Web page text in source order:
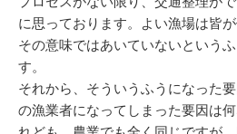
に思っております。よい漁場は皆
その意味ではあいていないという
す。
それから、そういうふうになった
の漁業者になってしまった要因は